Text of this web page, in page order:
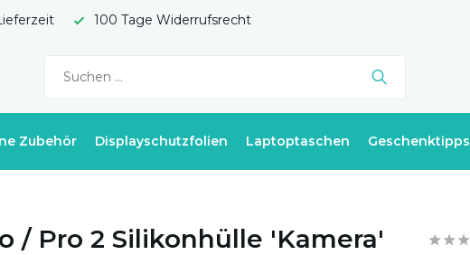
100 Tage Widerrufsrecht
Zubehör Displayschutzfolien Laptoptaschen Geschenktipps
/ Pro 2 Silikonhülle 'Kamera'